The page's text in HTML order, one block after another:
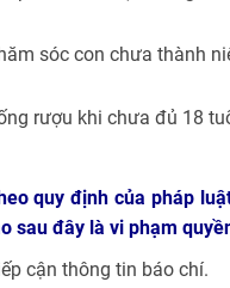
sóc con chưa thành
rượu khi chưa đủ 18
quy định của pháp
sau đây là vi phạm
cận thông tin báo chí.